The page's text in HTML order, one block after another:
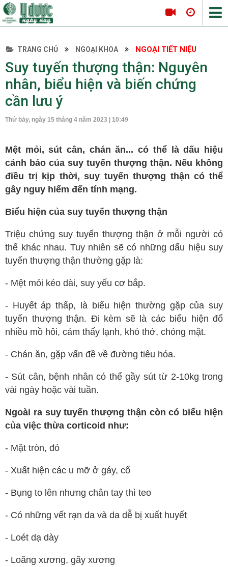
Tin tức Y Dược
Thông tin hội nghị
Hội thảo
Tọa đàm khoa học
Nội khoa
Hô hấp
Tiêu hóa
Da liễu
Nội tiết
Ngoại tổng quát
Ngoại tiết niệu
Các bài thuốc hay
Cách sử dụng thuốc
Dưỡng sinh
Châm cứu
Bệnh học
Y - Sinh học
Khỏe đẹp
Spa
Bác sĩ của bạn
TRANG CHỦ NGOẠI KHOA NGOẠI TIẾT NIỆU
Suy tuyến thượng thận: Nguyên
nhân, biểu hiện và biến chứng
cần lưu ý
Thứ bảy, ngày 15 tháng 4 năm 2023 | 10:49
Mệt mỏi, sút cân, chán ăn... có thể là dấu hiệu
cảnh báo của suy tuyến thượng thận. Nếu không
điều trị kịp thời, suy tuyến thượng thận có thể
gây nguy hiểm đến tính mạng.
Biểu hiện của suy tuyến thượng thận
Triệu chứng suy tuyến thượng thận ở mỗi người có
thể khác nhau. Tuy nhiên sẽ có những dấu hiệu suy
tuyến thượng thận thường gặp là:
- Mệt mỏi kéo dài, suy yếu cơ bắp.
- Huyết áp thấp, là biểu hiện thường gặp của suy
tuyến thượng thận. Đi kèm sẽ là các biểu hiện đổ
nhiều mồ hôi, cảm thấy lạnh, khó thở, chóng mặt.
- Chán ăn, gặp vấn đề về đường tiêu hóa.
- Sút cân, bệnh nhân có thể gầy sút từ 2-10kg trong
vài ngày hoặc vài tuần.
Ngoài ra suy tuyến thượng thận còn có biểu hiện
của việc thừa corticoid như:
- Mặt tròn, đỏ
- Xuất hiện các u mỡ ở gáy, cổ
- Bụng to lên nhưng chân tay thì teo
- Có những vết rạn da và da dễ bị xuất huyết
- Loét dạ dày
- Loãng xương, gãy xương